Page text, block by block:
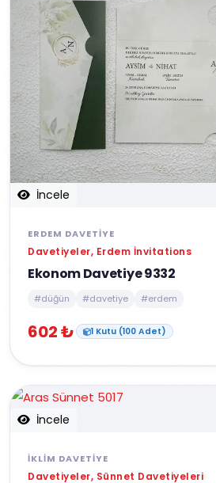
İncele
ERDEM DAVETIYE
Davetiyeler, Erdem İnvitations
Ekonom Davetiye 9332
#düğün #davetiye #erdem
602 ₺ 1 Kutu (100 Adet)
İncele
İKLIM DAVETIYE
Davetiyeler, Sünnet Davetiyeleri